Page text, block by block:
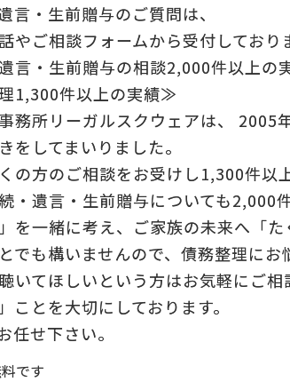
言・生前贈与のご質問は、
やご相談フォームから受付しており
言・生前贈与の相談2,000件以上の
1,300件以上の実績≫
務所リーガルスクウェアは、 2005
をしてまいりました。
の方のご相談をお受けし1,300件以
・遺言・生前贈与についても2,000
を一緒に考え、ご家族の未来へ「た
でも構いませんので、債務整理に
いてほしいという方はお気軽にご
ことを大切にしております。
任せ下さい。
です